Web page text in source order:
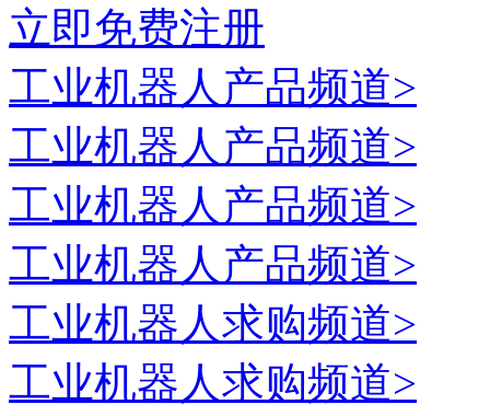
立即免费注册
工业机器人 产品频道>
工业机器人 产品频道>
工业机器人 产品频道>
工业机器人 产品频道>
工业机器人求购频道>
工业机器人求购频道>